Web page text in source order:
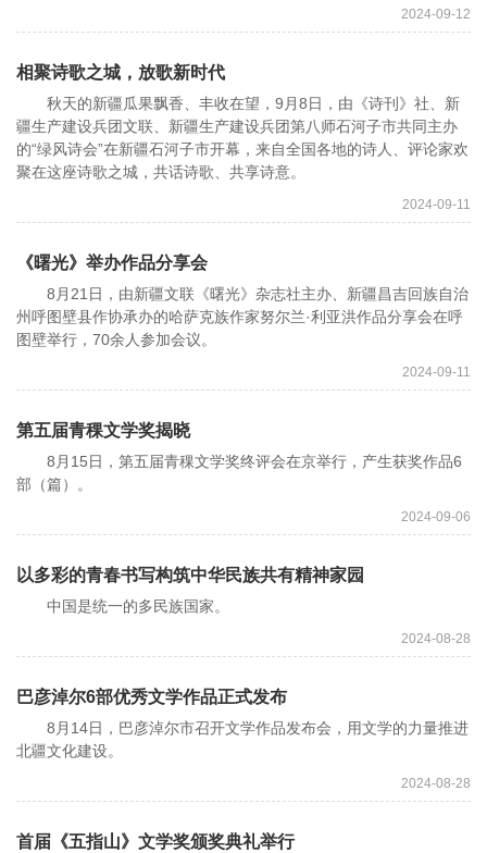
2024-09-12
相聚诗歌之城，放歌新时代
秋天的新疆瓜果飘香、丰收在望，9月8日，由《诗刊》社、新
疆生产建设兵团文联、新疆生产建设兵团第八师石河子市共同主办
的“绿风诗会”在新疆石河子市开幕，来自全国各地的诗人、评论家欢
聚在这座诗歌之城，共话诗歌、共享诗意。
2024-09-11
《曙光》举办作品分享会
8月21日，由新疆文联《曙光》杂志社主办、新疆昌吉回族自治
州呼图壁县作协承办的哈萨克族作家努尔兰·利亚洪作品分享会在呼
图壁举行，70余人参加会议。
2024-09-11
第五届青稞文学奖揭晓
8月15日，第五届青稞文学奖终评会在京举行，产生获奖作品6
部（篇）。
2024-09-06
以多彩的青春书写构筑中华民族共有精神家园
中国是统一的多民族国家。
2024-08-28
巴彦淖尔6部优秀文学作品正式发布
8月14日，巴彦淖尔市召开文学作品发布会，用文学的力量推进
北疆文化建设。
2024-08-28
首届《五指山》文学奖颁奖典礼举行